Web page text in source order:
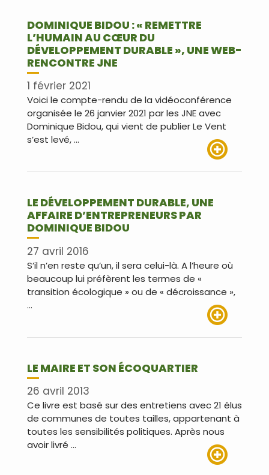
DOMINIQUE BIDOU : « REMETTRE
L’HUMAIN AU CŒUR DU
DÉVELOPPEMENT DURABLE », UNE WEB-
RENCONTRE JNE
1 février 2021
Voici le compte-rendu de la vidéoconférence
organisée le 26 janvier 2021 par les JNE avec
Dominique Bidou, qui vient de publier Le Vent
s’est levé, …
LE DÉVELOPPEMENT DURABLE, UNE
AFFAIRE D’ENTREPRENEURS PAR
DOMINIQUE BIDOU
27 avril 2016
S’il n’en reste qu’un, il sera celui-là. A l’heure où
beaucoup lui préfèrent les termes de «
transition écologique » ou de « décroissance »,
…
LE MAIRE ET SON ÉCOQUARTIER
26 avril 2013
Ce livre est basé sur des entretiens avec 21 élus
de communes de toutes tailles, appartenant à
toutes les sensibilités politiques. Après nous
avoir livré …